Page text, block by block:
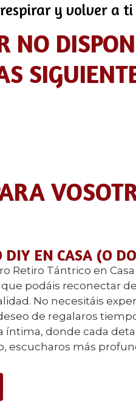
y volver a ti
NO
DIY EN CASA (O
Retiro Tántrico en
podáis reconectar
No necesitáis
de regalaros
íntima, donde cada
escucharos más